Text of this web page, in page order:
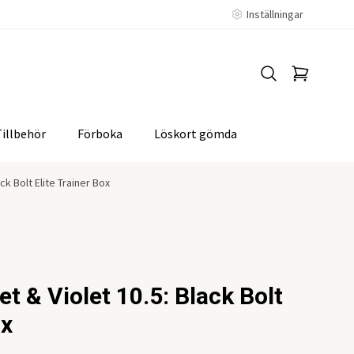
Inställningar
Förboka Löskort gömda
Bolt Elite Trainer Box
& Violet 10.5: Black Bolt